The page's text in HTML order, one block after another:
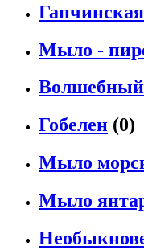
Гапчинская
Мыло -
Волшебный
Гобелен (0)
Мыло
Мыло